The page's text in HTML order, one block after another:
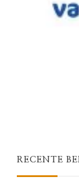
RECENTE